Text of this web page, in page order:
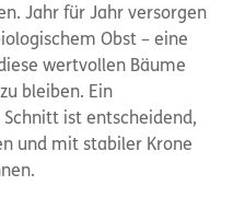
Jahr für Jahr versorgen
Obst – eine
wertvollen Bäume
bleiben. Ein
ist entscheidend,
und mit stabiler Krone